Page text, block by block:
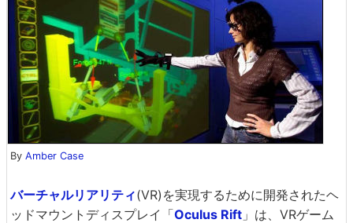
By Amber Case
バーチャルリアリティ(VR)を実現するために開発されたヘ
ッドマウントディスプレイ「Oculus Rift 」は、VRゲーム